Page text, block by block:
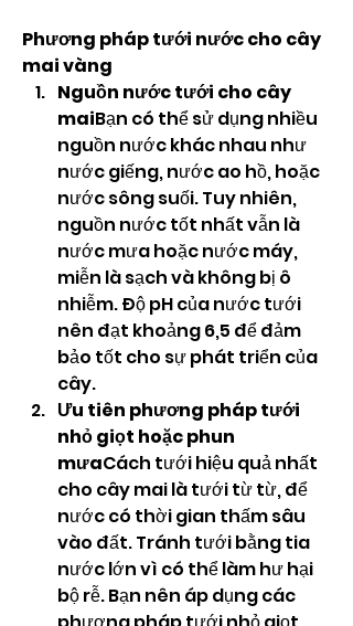
Phương pháp tưới nước cho cây
mai vàng
Nguồn nước tưới cho cây
maiBạn có thể sử dụng nhiều
nguồn nước khác nhau như
nước giếng, nước ao hồ, hoặc
nước sông suối. Tuy nhiên,
nguồn nước tốt nhất vẫn là
nước mưa hoặc nước máy,
miễn là sạch và không bị ô
nhiễm. Độ pH của nước tưới
nên đạt khoảng 6,5 để đảm
bảo tốt cho sự phát triển của
cây.
Ưu tiên phương pháp tưới
nhỏ giọt hoặc phun
mưaCách tưới hiệu quả nhất
cho cây mai là tưới từ từ, để
nước có thời gian thấm sâu
vào đất. Tránh tưới bằng tia
nước lớn vì có thể làm hư hại
bộ rễ. Bạn nên áp dụng các